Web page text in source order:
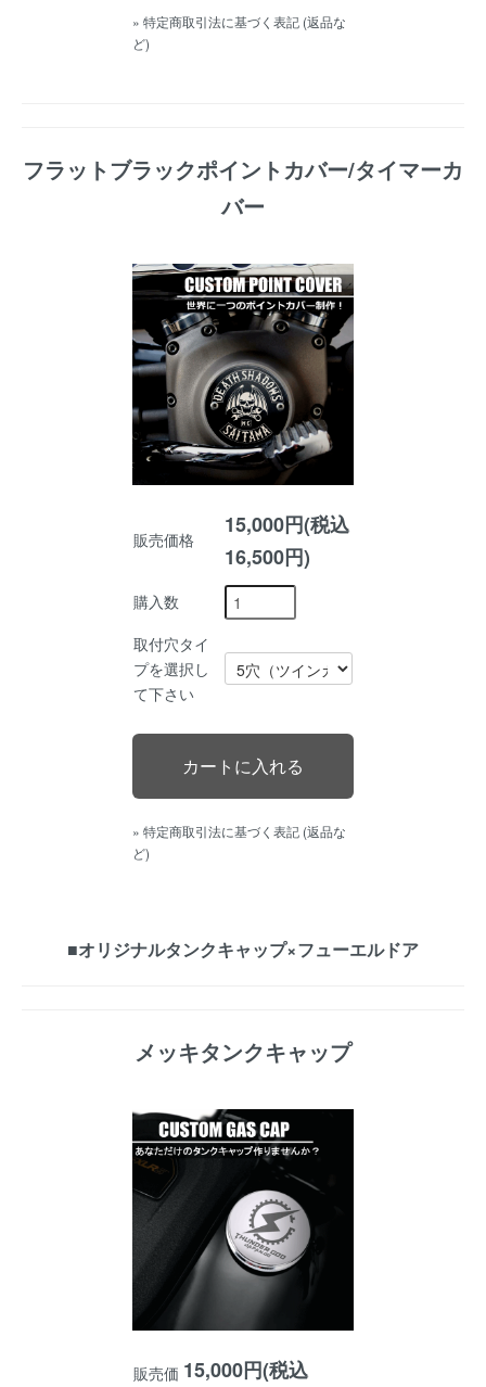
» 特定商取引法に基づく表記 (返品な
ど)
フラットブラックポイントカバー/タイマーカ
バー
販売価格
15,000円(税込
16,500円)
購入数
取付穴タイ
プを選択し
て下さい
» 特定商取引法に基づく表記 (返品な
ど)
■オリジナルタンクキャップ×フューエルドア
メッキタンクキャップ
販売価 15,000円(税込